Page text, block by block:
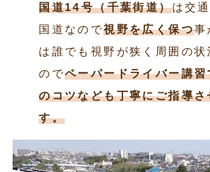
国道14号（千葉街道）は交
国道なので視野を広く保つ事
は誰でも視野が狭く周囲の
のでペーパードライバー講
のコツなども丁寧にご指導
す。